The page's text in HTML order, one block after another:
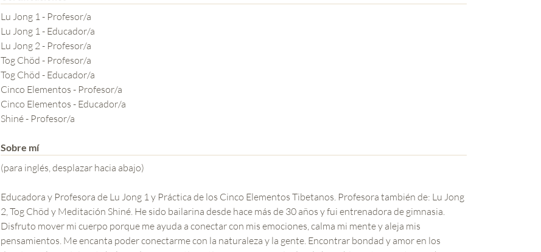
YOGA DEL GURU
Lu Jong 1 - Profesor/a
Lu Jong 1 - Educador/a
Lu Jong 2 - Profesor/a
Tog Chöd - Profesor/a
Tog Chöd - Educador/a
Cinco Elementos - Profesor/a
Cinco Elementos - Educador/a
Shiné - Profesor/a
Sobre mí
(para inglés, desplazar hacia abajo)
Educadora y Profesora de Lu Jong 1 y Práctica de los Cinco Elementos Tibetanos. Profesora también de: Lu Jong
2, Tog Chöd y Meditación Shiné. He sido bailarina desde hace más de 30 años y fui entrenadora de gimnasia.
Disfruto mover mi cuerpo porque me ayuda a conectar con mis emociones, calma mi mente y aleja mis
pensamientos. Me encanta poder conectarme con la naturaleza y la gente. Encontrar bondad y amor en los